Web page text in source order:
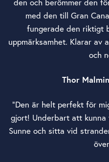
den och berömmer den
med den till Gran
fungerade den riktigt
uppmärksamhet. Klarar av
och
Thor
”Den är helt perfekt för
gjort! Underbart att
Sunne och sitta vid